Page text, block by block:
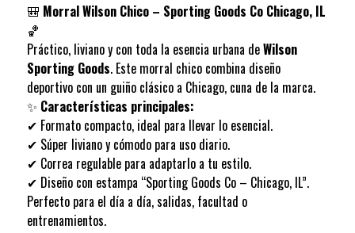
🎒 Morral Wilson Chico – Sporting Goods Co Chicago, IL
🏀
Práctico, liviano y con toda la esencia urbana deWilson
Sporting Goods. Este morral chico combina diseño
deportivo con un guiño clásico a Chicago, cuna de la marca.
✨ Características principales:
✔ Formato compacto, ideal para llevar lo esencial.
✔ Súper liviano y cómodo para uso diario.
✔ Correa regulable para adaptarlo a tu estilo.
✔ Diseño con estampa “Sporting Goods Co – Chicago, IL”.
Perfecto para el día a día, salidas, facultad o
entrenamientos.